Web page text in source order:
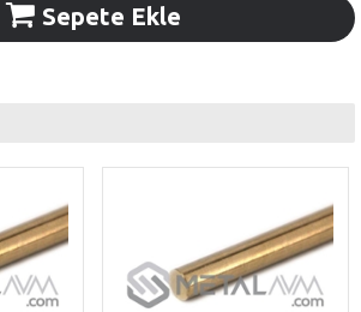
Sepete Ekle